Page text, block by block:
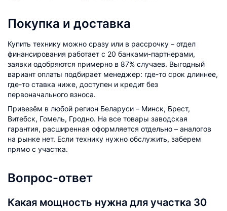
Покупка и доставка
Купить технику можно сразу или в рассрочку – отдел
финансирования работает с 20 банками-партнерами,
заявки одобряются примерно в 87% случаев. Выгодный
вариант оплаты подбирает менеджер: где-то срок длиннее,
где-то ставка ниже, доступен и кредит без
первоначального взноса.
Привезём в любой регион Беларуси – Минск, Брест,
Витебск, Гомель, Гродно. На все товары заводская
гарантия, расширенная оформляется отдельно – аналогов
на рынке нет. Если технику нужно обслужить, заберем
прямо с участка.
Вопрос-ответ
Какая мощность нужна для участка 30